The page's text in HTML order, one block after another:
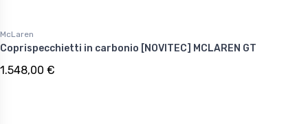
McLaren
Coprispecchietti in carbonio [NOVITEC] MCLAREN GT
1.548,00 €